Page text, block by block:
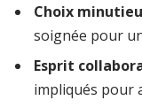
Choix
soignée pour
Esprit
impliqués pour